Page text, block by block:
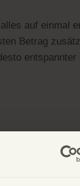
auf einmal
Betrag
und zahlt
die
ein